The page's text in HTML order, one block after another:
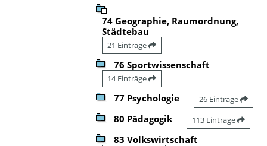
74 Geographie, Raumordnung,
Städtebau
21 Einträge
76 Sportwissenschaft
14 Einträge
77 Psychologie 26 Einträge
80 Pädagogik 113 Einträge
83 Volkswirtschaft